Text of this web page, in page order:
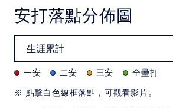
安打落點分佈圖
一安 二安 三安
全壘打
※ 點擊白色線框落點，可觀看影片。